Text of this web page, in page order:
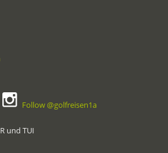
Follow @golfreisen1a
und TUI